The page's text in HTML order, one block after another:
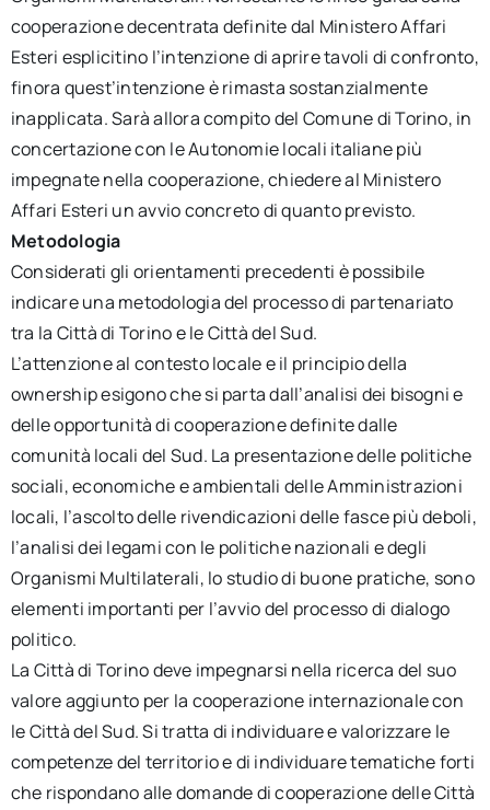
cooperazione decentrata definite dal Ministero Affari
Esteri esplicitino l’intenzione di aprire tavoli di confronto,
finora quest’intenzione è rimasta sostanzialmente
inapplicata. Sarà allora compito del Comune di Torino, in
concertazione con le Autonomie locali italiane più
impegnate nella cooperazione, chiedere al Ministero
Affari Esteri un avvio concreto di quanto previsto.
Metodologia
Considerati gli orientamenti precedenti è possibile
indicare una metodologia del processo di partenariato
tra la Città di Torino e le Città del Sud.
L’attenzione al contesto locale e il principio della
ownership esigono che si parta dall’analisi dei bisogni e
delle opportunità di cooperazione definite dalle
comunità locali del Sud. La presentazione delle politiche
sociali, economiche e ambientali delle Amministrazioni
locali, l’ascolto delle rivendicazioni delle fasce più deboli,
l’analisi dei legami con le politiche nazionali e degli
Organismi Multilaterali, lo studio di buone pratiche, sono
elementi importanti per l’avvio del processo di dialogo
politico.
La Città di Torino deve impegnarsi nella ricerca del suo
valore aggiunto per la cooperazione internazionale con
le Città del Sud. Si tratta di individuare e valorizzare le
competenze del territorio e di individuare tematiche forti
che rispondano alle domande di cooperazione delle Città